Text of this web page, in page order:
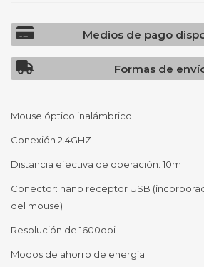
Medios de pago
Formas de
Mouse óptico inalámbrico
Conexión 2.4GHZ
Distancia efectiva de operación: 10m
Conector: nano receptor USB
del mouse)
Resolución de 1600dpi
Modos de ahorro de energía